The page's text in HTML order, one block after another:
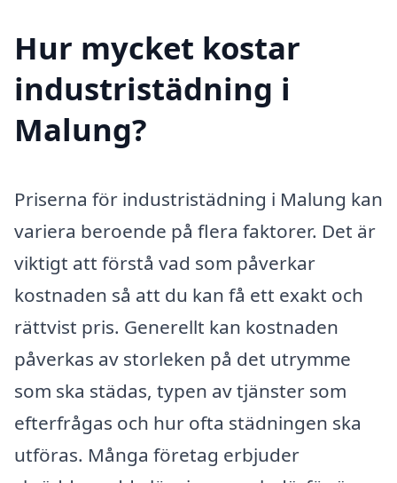
Hur mycket kostar
industristädning i
Malung?
Priserna för industristädning i Malung kan
variera beroende på flera faktorer. Det är
viktigt att förstå vad som påverkar
kostnaden så att du kan få ett exakt och
rättvist pris. Generellt kan kostnaden
påverkas av storleken på det utrymme
som ska städas, typen av tjänster som
efterfrågas och hur ofta städningen ska
utföras. Många företag erbjuder